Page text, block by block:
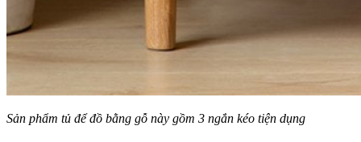
Sản phẩm tủ để đồ bằng gỗ này gồm 3 ngắn kéo tiện dụng